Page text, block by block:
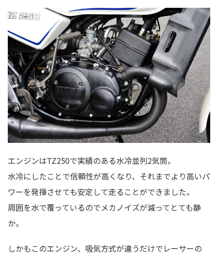
エンジンはTZ250で実績のある水冷並列2気筒。
水冷にしたことで信頼性が高くなり、それまでより高いパ
ワーを発揮させても安定して走ることができました。
周囲を水で覆っているのでメカノイズが減ってとても静
か。
しかもこのエンジン、吸気方式が違うだけでレーサーの